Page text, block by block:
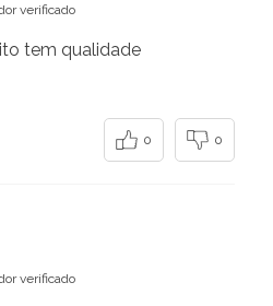
verificado
tem qualidade
0 0
verificado